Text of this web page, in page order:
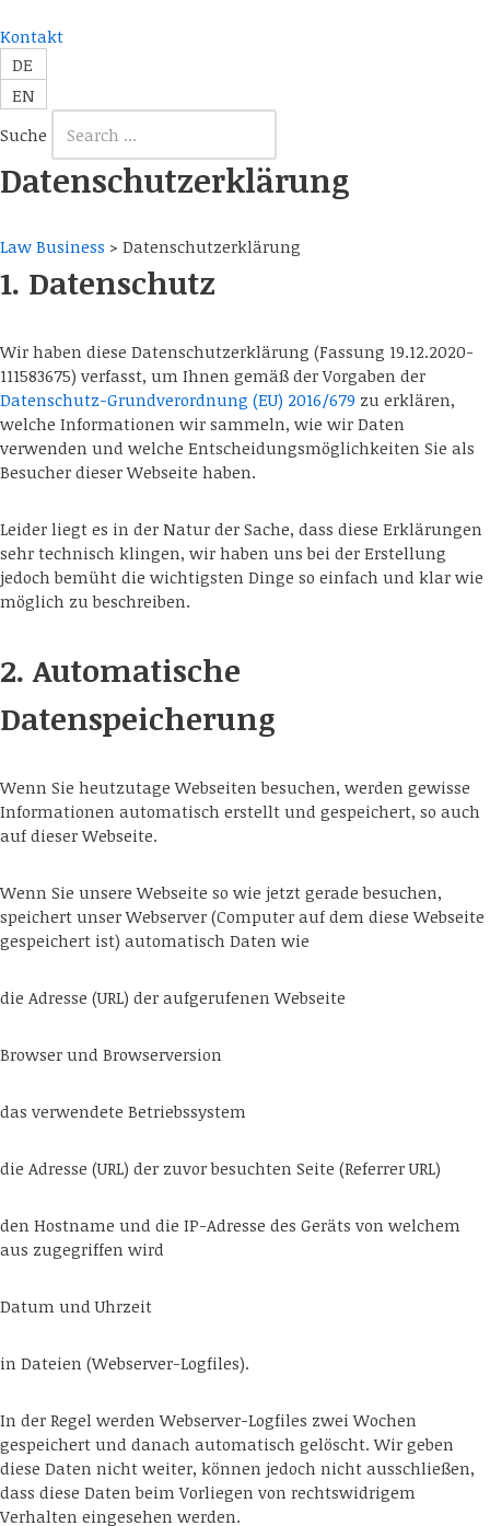
Zum
Inhalt
springen
Kontakt
DE
EN
Suche
Datenschutzerklärung
Law Business > Datenschutzerklärung
1. Datenschutz
Wir haben diese Datenschutzerklärung (Fassung 19.12.2020-
111583675) verfasst, um Ihnen gemäß der Vorgaben der
Datenschutz-Grundverordnung (EU) 2016/679 zu erklären,
welche Informationen wir sammeln, wie wir Daten
verwenden und welche Entscheidungsmöglichkeiten Sie als
Besucher dieser Webseite haben.
Leider liegt es in der Natur der Sache, dass diese Erklärungen
sehr technisch klingen, wir haben uns bei der Erstellung
jedoch bemüht die wichtigsten Dinge so einfach und klar wie
möglich zu beschreiben.
2. Automatische
Datenspeicherung
Wenn Sie heutzutage Webseiten besuchen, werden gewisse
Informationen automatisch erstellt und gespeichert, so auch
auf dieser Webseite.
Wenn Sie unsere Webseite so wie jetzt gerade besuchen,
speichert unser Webserver (Computer auf dem diese Webseite
gespeichert ist) automatisch Daten wie
die Adresse (URL) der aufgerufenen Webseite
Browser und Browserversion
das verwendete Betriebssystem
die Adresse (URL) der zuvor besuchten Seite (Referrer URL)
den Hostname und die IP-Adresse des Geräts von welchem
aus zugegriffen wird
Datum und Uhrzeit
in Dateien (Webserver-Logfiles).
In der Regel werden Webserver-Logfiles zwei Wochen
gespeichert und danach automatisch gelöscht. Wir geben
diese Daten nicht weiter, können jedoch nicht ausschließen,
dass diese Daten beim Vorliegen von rechtswidrigem
Verhalten eingesehen werden.